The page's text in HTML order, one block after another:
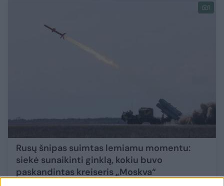
1
Rusų šnipas suimtas lemiamu momentu:
siekė sunaikinti ginklą, kokiu buvo
paskandintas kreiseris „Moskva“